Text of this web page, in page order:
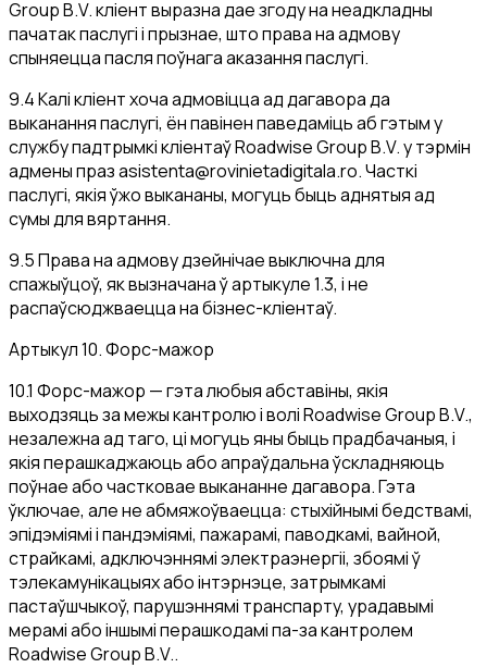
Group B.V. кліент выразна дае згоду на неадкладны
пачатак паслугі і прызнае, што права на адмову
спыняецца пасля поўнага аказання паслугі.
9.4 Калі кліент хоча адмовіцца ад дагавора да
выканання паслугі, ён павінен паведаміць аб гэтым у
службу падтрымкі кліентаў Roadwise Group B.V. у тэрмін
адмены празasistenta@rovinietadigitala.ro. Часткі
паслугі, якія ўжо выкананы, могуць быць аднятыя ад
сумы для вяртання.
9.5 Права на адмову дзейнічае выключна для
спажыўцоў, як вызначана ў артыкуле 1.3, і не
распаўсюджваецца на бізнес-кліентаў.
Артыкул 10. Форс-мажор
10.1 Форс-мажор — гэта любыя абставіны, якія
выходзяць за межы кантролю і волі Roadwise Group B.V.,
незалежна ад таго, ці могуць яны быць прадбачаныя, і
якія перашкаджаюць або апраўдальна ўскладняюць
поўнае або частковае выкананне дагавора. Гэта
ўключае, але не абмяжоўваецца: стыхійнымі бедствамі,
эпідэміямі і пандэміямі, пажарамі, паводкамі, вайной,
страйкамі, адключэннямі электраэнергіі, збоямі ў
тэлекамунікацыях або інтэрнэце, затрымкамі
пастаўшчыкоў, парушэннямі транспарту, урадавымі
мерамі або іншымі перашкодамі па-за кантролем
Roadwise Group B.V..